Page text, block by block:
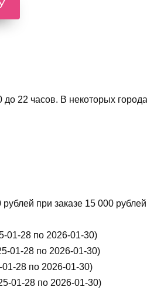
22 часов. В некоторых
при заказе 15 000
01-28 по 2026-01-30)
01-28 по 2026-01-30)
28 по 2026-01-30)
01-28 по 2026-01-30)